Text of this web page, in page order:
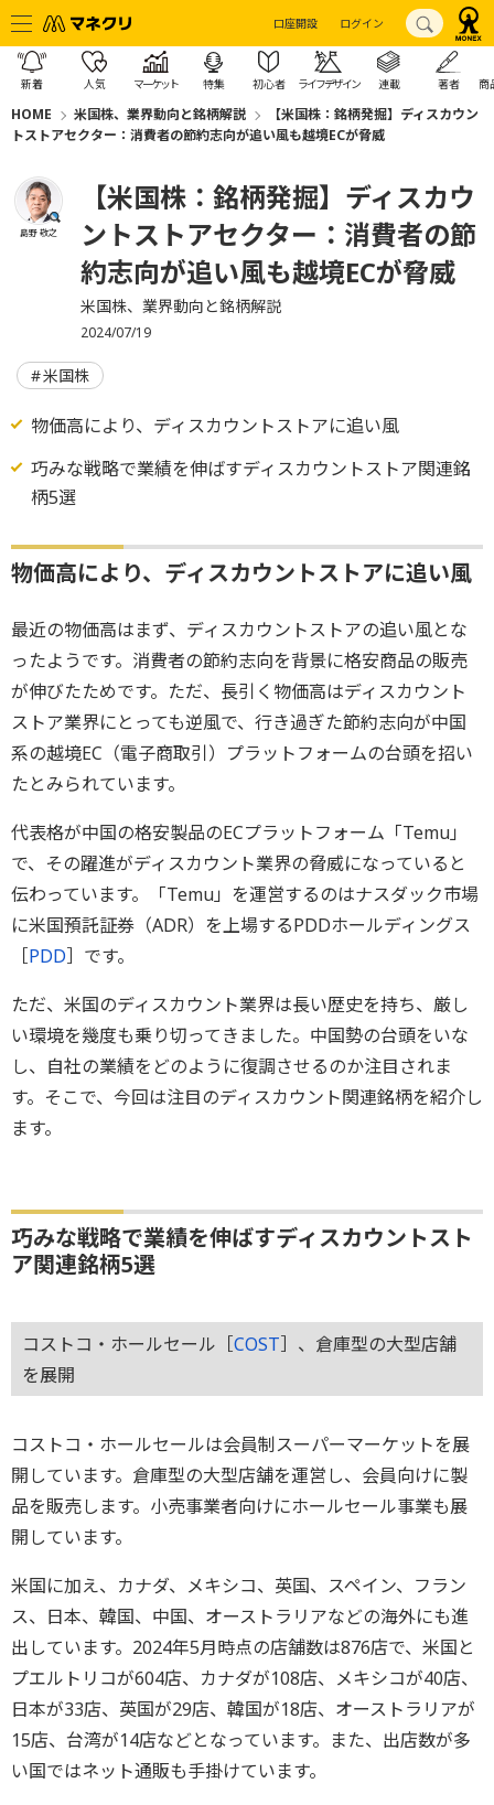
口座開設 ログイン
新着 人気 マーケット 特集 初心者 ライフデザイン 連載 著者 商
HOME 米国株、業界動向と銘柄解説
【米国株：銘柄発掘】ディスカウン
トストアセクター：消費者の節約志向が追い風も越境ECが脅威
島野 敬之
【米国株：銘柄発掘】ディスカウ
ントストアセクター：消費者の節
約志向が追い風も越境ECが脅威
米国株、業界動向と銘柄解説
2024/07/19
米国株
物価高により、ディスカウントストアに追い風
巧みな戦略で業績を伸ばすディスカウントストア関連銘
柄5選
物価高により、ディスカウントストアに追い風
最近の物価高はまず、ディスカウントストアの追い風とな
ったようです。消費者の節約志向を背景に格安商品の販売
が伸びたためです。ただ、長引く物価高はディスカウント
ストア業界にとっても逆風で、行き過ぎた節約志向が中国
系の越境EC（電子商取引）プラットフォームの台頭を招い
たとみられています。
代表格が中国の格安製品のECプラットフォーム「Temu」
で、その躍進がディスカウント業界の脅威になっていると
伝わっています。「Temu」を運営するのはナスダック市場
に米国預託証券（ADR）を上場するPDDホールディングス
［PDD］です。
ただ、米国のディスカウント業界は長い歴史を持ち、厳し
い環境を幾度も乗り切ってきました。中国勢の台頭をいな
し、自社の業績をどのように復調させるのか注目されま
す。そこで、今回は注目のディスカウント関連銘柄を紹介し
ます。
巧みな戦略で業績を伸ばすディスカウントスト
ア関連銘柄5選
コストコ・ホールセール［COST］、倉庫型の大型店舗
を展開
コストコ・ホールセールは会員制スーパーマーケットを展
開しています。倉庫型の大型店舗を運営し、会員向けに製
品を販売します。小売事業者向けにホールセール事業も展
開しています。
米国に加え、カナダ、メキシコ、英国、スペイン、フラン
ス、日本、韓国、中国、オーストラリアなどの海外にも進
出しています。2024年5月時点の店舗数は876店で、米国と
プエルトリコが604店、カナダが108店、メキシコが40店、
日本が33店、英国が29店、韓国が18店、オーストラリアが
15店、台湾が14店などとなっています。また、出店数が多
い国ではネット通販も手掛けています。